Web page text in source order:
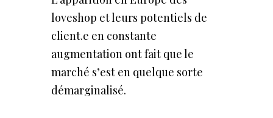
loveshop et leurs potentiels de
client.e en constante
augmentation ont fait que le
marché s’est en quelque sorte
démarginalisé.